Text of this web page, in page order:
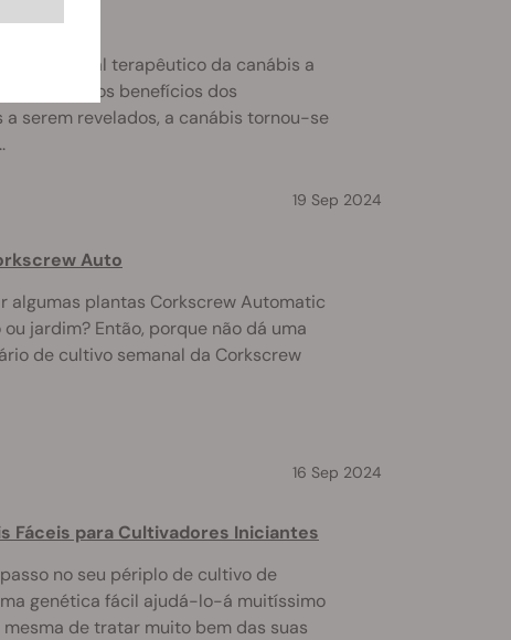
o potencial terapêutico da canábis a
sobre os benefícios dos
serem revelados, a canábis tornou-se
19 Sep 2024
Auto
algumas plantas Corkscrew Automatic
jardim? Então, porque não dá uma
de cultivo semanal da Corkscrew
16 Sep 2024
Fáceis para Cultivadores Iniciantes
no seu périplo de cultivo de
genética fácil ajudá-lo-á muitíssimo
mesma de tratar muito bem das suas